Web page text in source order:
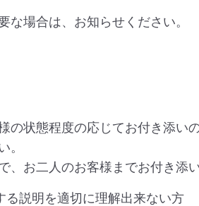
な場合は、お知らせください。
の状態程度の応じてお付き添い
。
、お二人のお客様までお付き添
る説明を適切に理解出来ない方